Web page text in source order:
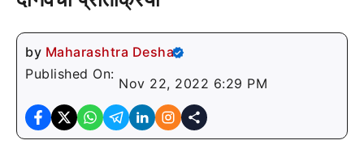
by Maharashtra Desha
Published On:
Nov 22, 2022 6:29 PM